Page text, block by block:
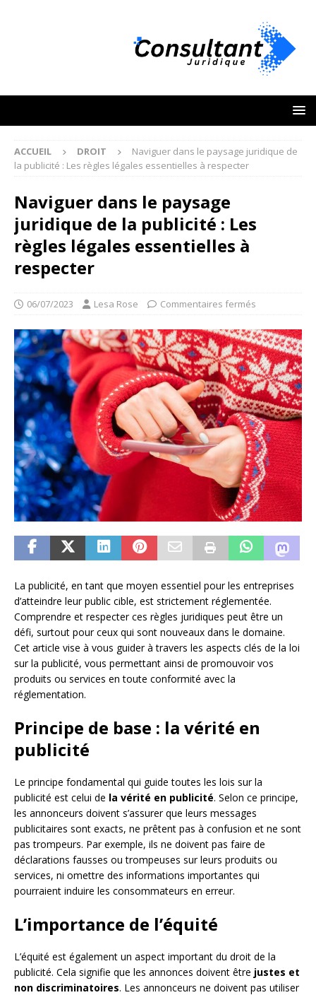
ACCUEIL DROIT
Naviguer dans le paysage juridique de
la publicité : Les règles légales essentielles à respecter
Naviguer dans le paysage
juridique de la publicité : Les
règles légales essentielles à
respecter
06/07/2023 Lesa Rose Commentaires fermés
La publicité, en tant que moyen essentiel pour les entreprises
d’atteindre leur public cible, est strictement réglementée.
Comprendre et respecter ces règles juridiques peut être un
défi, surtout pour ceux qui sont nouveaux dans le domaine.
Cet article vise à vous guider à travers les aspects clés de la loi
sur la publicité, vous permettant ainsi de promouvoir vos
produits ou services en toute conformité avec la
réglementation.
Principe de base : la vérité en
publicité
Le principe fondamental qui guide toutes les lois sur la
publicité est celui de la vérité en publicité. Selon ce principe,
les annonceurs doivent s’assurer que leurs messages
publicitaires sont exacts, ne prêtent pas à confusion et ne sont
pas trompeurs. Par exemple, ils ne doivent pas faire de
déclarations fausses ou trompeuses sur leurs produits ou
services, ni omettre des informations importantes qui
pourraient induire les consommateurs en erreur.
L’importance de l’équité
L’équité est également un aspect important du droit de la
publicité. Cela signifie que les annonces doivent être justes et
non discriminatoires. Les annonceurs ne doivent pas utiliser